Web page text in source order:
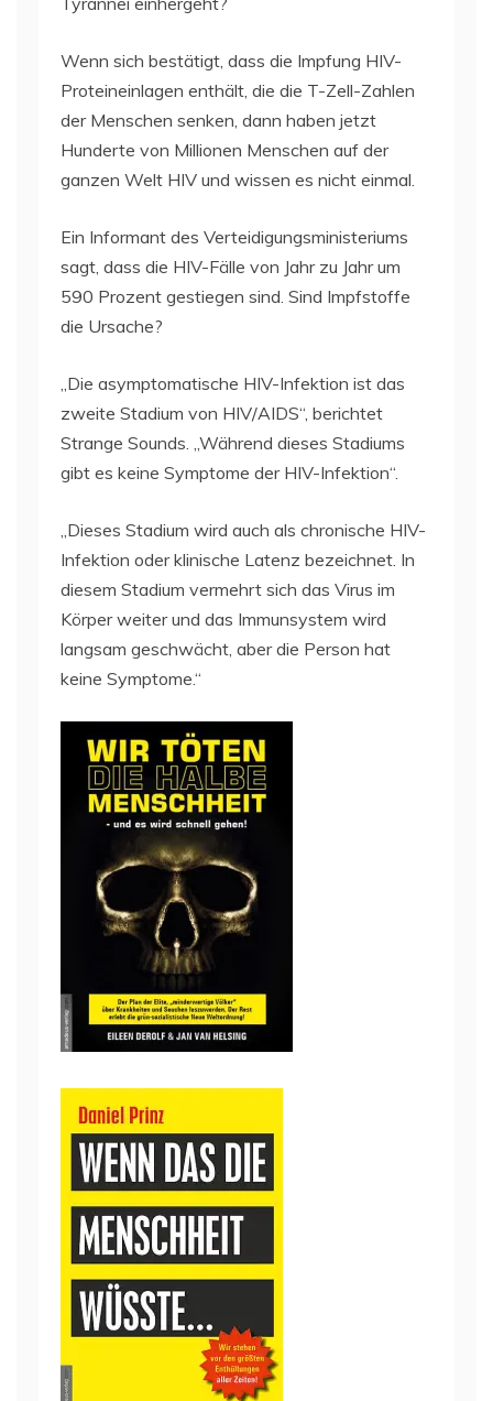
Wenn sich bestätigt, dass die Impfung HIV-
Proteineinlagen enthält, die die T-Zell-Zahlen
der Menschen senken, dann haben jetzt
Hunderte von Millionen Menschen auf der
ganzen Welt HIV und wissen es nicht einmal.
Ein Informant des Verteidigungsministeriums
sagt, dass die HIV-Fälle von Jahr zu Jahr um
590 Prozent gestiegen sind. Sind Impfstoffe
die Ursache?
„Die asymptomatische HIV-Infektion ist das
zweite Stadium von HIV/AIDS“, berichtet
Strange Sounds. „Während dieses Stadiums
gibt es keine Symptome der HIV-Infektion“.
„Dieses Stadium wird auch als chronische HIV-
Infektion oder klinische Latenz bezeichnet. In
diesem Stadium vermehrt sich das Virus im
Körper weiter und das Immunsystem wird
langsam geschwächt, aber die Person hat
keine Symptome.“